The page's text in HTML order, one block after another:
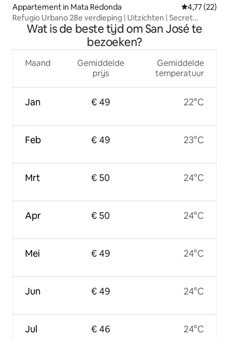
Appartement in Mata Redonda Gemiddelde
4,77 (22)
Refugio Urbano 28e verdieping | Uitzichten | Secret
SábanaWat is de beste tijd om San José te
bezoeken?
Maand
Jan
Feb
Mrt
Apr
Mei
Jun
Jul
Gemiddelde
prijs
€ 49
€ 49
€ 50
€ 50
€ 49
€ 49
€ 46
Gemiddelde
temperatuur
22°C
23°C
24°C
24°C
24°C
24°C
24°C